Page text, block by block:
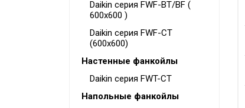
Daikin серия FWF-BT/BF (
600x600 )
Daikin серия FWF-CT
(600x600)
Настенные фанкойлы
Daikin серия FWT-CT
Напольные фанкойлы